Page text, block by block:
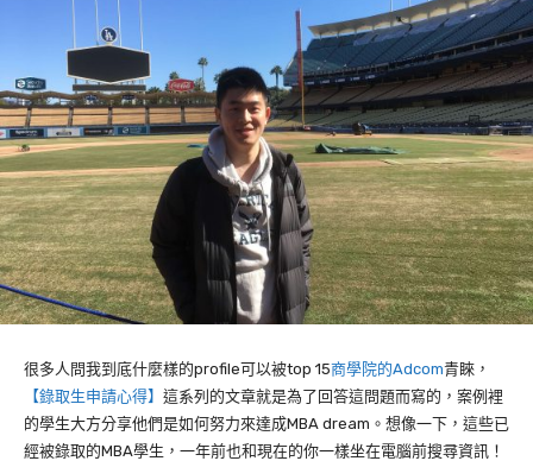
很多人問我到底什麼樣的profile可以被top 15商學院的Adcom青睞，
【錄取生申請心得】 這系列的文章就是為了回答這問題而寫的，案例裡
的學生大方分享他們是如何努力來達成MBA dream 。想像一下，這些已
經被錄取的MBA學生，一年前也和現在的你一樣坐在電腦前搜尋資訊！